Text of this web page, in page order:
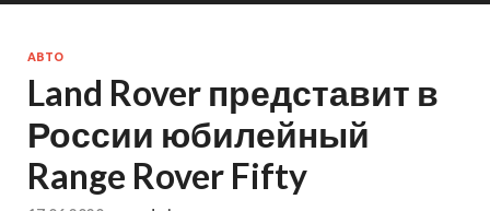
АВТО
Land Rover представит в
России юбилейный
Range Rover Fifty